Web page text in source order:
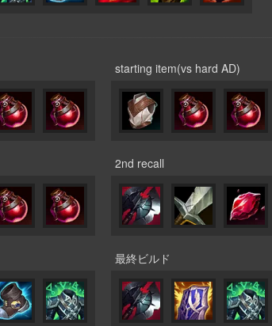
starting item(vs hard AD)
2nd recall
最終ビルド